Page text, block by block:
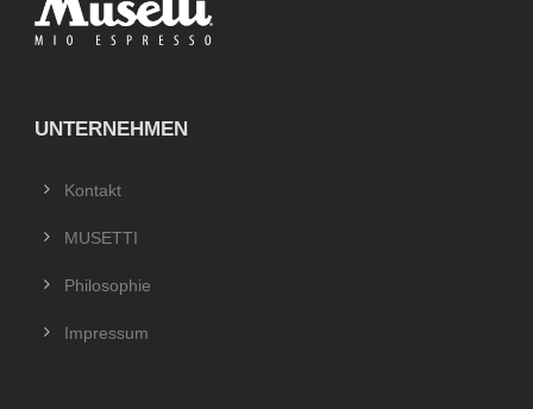
UNTERNEHMEN
Kontakt
MUSETTI
Philosophie
Impressum